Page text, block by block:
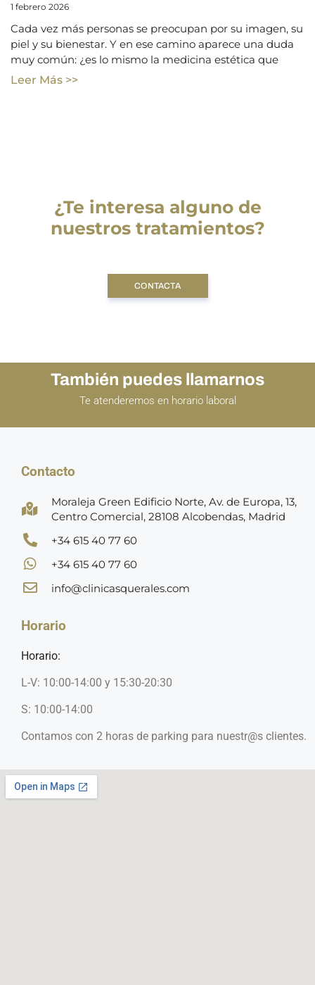
1 febrero 2026
Cada vez más personas se preocupan por su imagen, su
piel y su bienestar. Y en ese camino aparece una duda
muy común: ¿es lo mismo la medicina estética que
Leer Más >>
¿Te interesa alguno de
nuestros tratamientos?
CONTACTA
También puedes llamarnos
Te atenderemos en horario laboral
Contacto
Moraleja Green Edificio Norte, Av. de Europa, 13,
Centro Comercial, 28108 Alcobendas, Madrid
+34 615 40 77 60
+34 615 40 77 60
info@clinicasquerales.com
Horario
Horario:
L-V: 10:00-14:00 y 15:30-20:30
S: 10:00-14:00
Contamos con 2 horas de parking para nuestr@s clientes.